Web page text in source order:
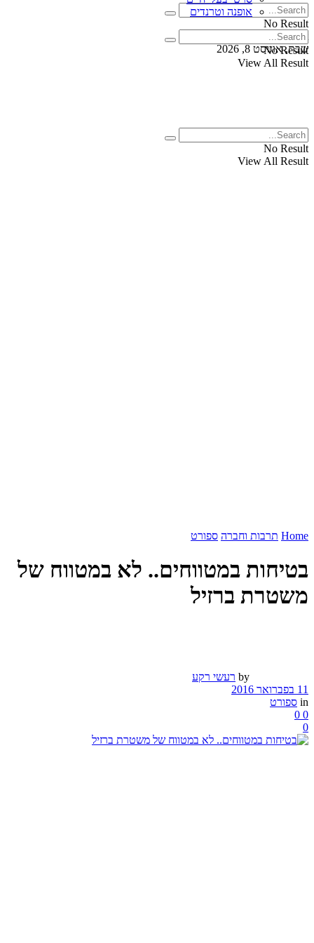
No Result
View All Result
שבת, אוגוסט 8, 2026
אופנה וטרנדים
No Result
View All Result
No Result
View All Result
Home תרבות וחברה ספורט
בטיחות במטווחים.. לא במטווח של
משטרת ברזיל
by רעשי רקע
11 בפברואר 2016
in ספורט
0
0
0